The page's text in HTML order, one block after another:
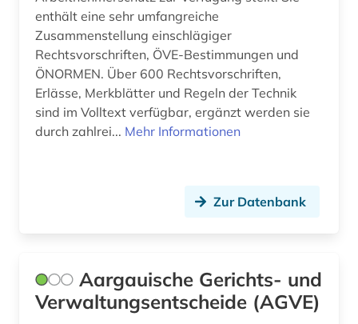
arbitration (1)
architektur (1)
arzneimittelrecht (1)
asyl (4)
asylbewerber (1)
Osteuropa (3)
Polen (2)
Portugal (4)
Rheinland-Pfalz (5)
Sachsen-Anhalt (3)
enthält eine sehr umfangreiche
Zusammenstellung einschlägiger
Rechtsvorschriften, ÖVE-Bestimmungen und
ÖNORMEN. Über 600 Rechtsvorschriften,
Erlässe, Merkblätter und Regeln der Technik
sind im Volltext verfügbar, ergänzt werden sie
durch zahlrei... Mehr Informationen
Zur Datenbank
Aargauische Gerichts- und
Verwaltungsentscheide (AGVE)